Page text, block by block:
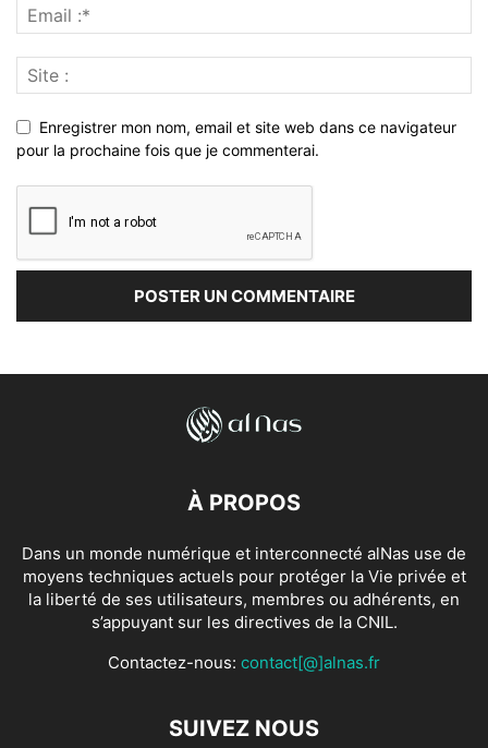
Enregistrer mon nom, email et site web dans ce navigateur
pour la prochaine fois que je commenterai.
À PROPOS
Dans un monde numérique et interconnecté alNas use de
moyens techniques actuels pour protéger la Vie privée et
la liberté de ses utilisateurs, membres ou adhérents, en
s’appuyant sur les directives de la CNIL.
Contactez-nous: contact[@]alnas.fr
SUIVEZ NOUS